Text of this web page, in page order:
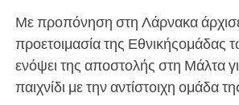
Με προπόνηση στη Λάρνακα
προετοιμασία της Εθνικήςομάδας
ενόψει της αποστολής στη Μάλτα
παιχνίδι με την αντίστοιχη ομάδα